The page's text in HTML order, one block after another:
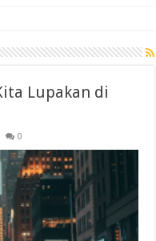
Lupakan di
0